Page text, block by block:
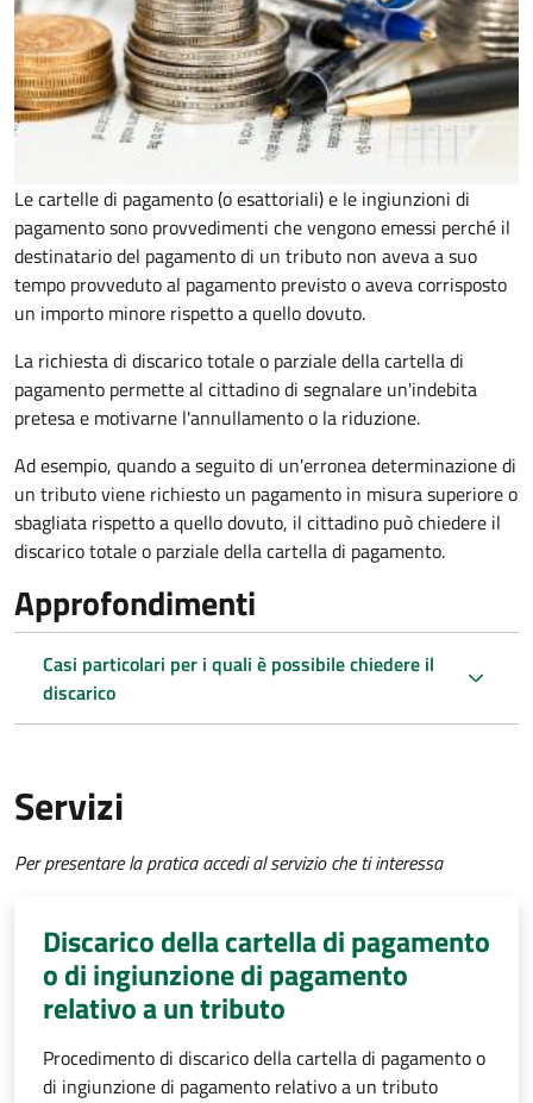
Le cartelle di pagamento (o esattoriali) e le ingiunzioni di
pagamento sono provvedimenti che vengono emessi perché il
destinatario del pagamento di un tributo non aveva a suo
tempo provveduto al pagamento previsto o aveva corrisposto
un importo minore rispetto a quello dovuto.
La richiesta di discarico totale o parziale della cartella di
pagamento permette al cittadino di segnalare un'indebita
pretesa e motivarne l'annullamento o la riduzione.
Ad esempio, quando a seguito di un'erronea determinazione di
un tributo viene richiesto un pagamento in misura superiore o
sbagliata rispetto a quello dovuto, il cittadino può chiedere il
discarico totale o parziale della cartella di pagamento.
Approfondimenti
Casi particolari per i quali è possibile chiedere il
discarico
Servizi
Per presentare la pratica accedi al servizio che ti interessa
Discarico della cartella di pagamento
o di ingiunzione di pagamento
relativo a un tributo
Procedimento di discarico della cartella di pagamento o
di ingiunzione di pagamento relativo a un tributo